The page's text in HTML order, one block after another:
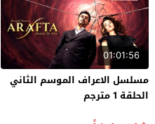
01:01:56
مسلسل الاعراف الموسم الثاني
الحلقة 1 مترجم